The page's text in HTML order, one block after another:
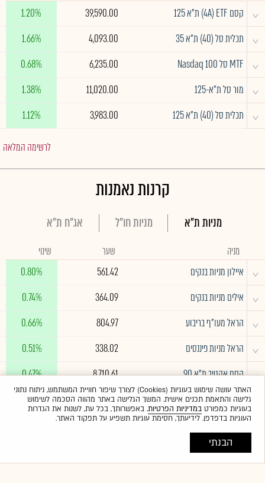
^ קסם 4A) ETF) ת"א 125 39,590.00
1.20%
^ תכלית סל (40) ת"א 35 4,093.00
1.66%
^ MTF סל Nasdaq 100 6,235.00
0.68%
^ מור סל ת"א-125 11,020.00
1.38%
^ תכלית סל (40) ת"א 125 3,983.00
1.12%
לרשימה המלאה
קרנות נאמנות
מניות ת"א מניות חו"ל אג"ח ת"א
מניה שער שינוי
^ איילון מניות בנקים 561.42
0.80%
^ אילים מניות בנקים 364.09
0.74%
^ הראל מעו"ף בריבוע 804.97
0.66%
^ הראל מניות פיננסים 338.02
0.51%
^ קסם אקטיב ת"א 90 8,710.61
0.47%
לרשימה המלאה
האתר עושה שימוש בעוגיות (Cookies) לצורך שיפור חוויית המשתמש, ניתוח נתוני
גלישה והתאמת תכנים אישית. המשך הגלישה באתר מהווה הסכמה לשימוש
בעוגיות כמפורטבמדיניות הפרטיות. באפשרותך, בכל עת, לשנות את הגדרות
העוגיות בדפדפן. לידיעתך, חסימת עוגיות תשפיע על תפקוד האתר.
הבנתי